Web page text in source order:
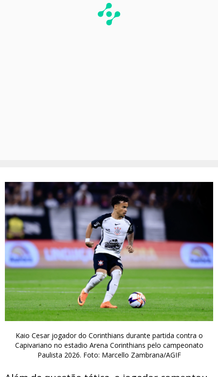
Kaio Cesar jogador do Corinthians durante partida contra o
Capivariano no estadio Arena Corinthians pelo campeonato
Paulista 2026. Foto: Marcello Zambrana/AGIF